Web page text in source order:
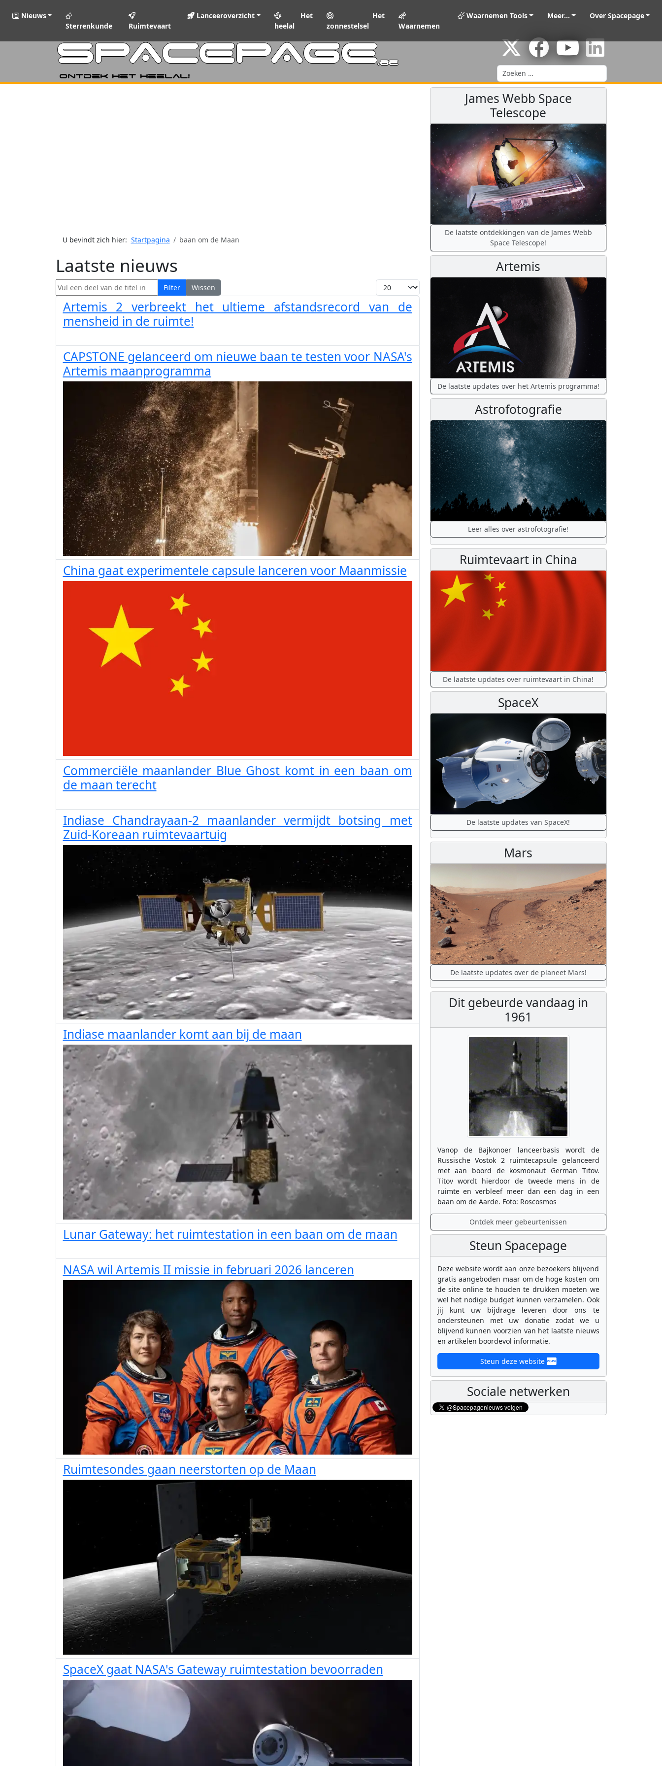
Nieuws
Sterrenkunde
Ruimtevaart
Lanceeroverzicht
Het
heelal
Het
zonnestelsel
Waarnemen
Waarnemen Tools Meer... Over Spacepage
SPACEPAGE.be
Ontdek het heelal!
Zoeken
U bevindt zich hier: Startpagina baan om de Maan
Laatste nieuws
Vul een deel van de titel in Filter Wissen Toon #
Artemis 2 verbreekt het ultieme afstandsrecord van de
mensheid in de ruimte!
CAPSTONE gelanceerd om nieuwe baan te testen voor NASA's
Artemis maanprogramma
China gaat experimentele capsule lanceren voor Maanmissie
Commerciële maanlander Blue Ghost komt in een baan om
de maan terecht
Indiase Chandrayaan-2 maanlander vermijdt botsing met
Zuid-Koreaan ruimtevaartuig
Indiase maanlander komt aan bij de maan
Lunar Gateway: het ruimtestation in een baan om de maan
NASA wil Artemis II missie in februari 2026 lanceren
Ruimtesondes gaan neerstorten op de Maan
SpaceX gaat NASA's Gateway ruimtestation bevoorraden
James Webb Space
Telescope
De laatste ontdekkingen van de James Webb
Space Telescope!
Artemis
De laatste updates over het Artemis programma!
Astrofotografie
Leer alles over astrofotografie!
Ruimtevaart in China
De laatste updates over ruimtevaart in China!
SpaceX
De laatste updates van SpaceX!
Mars
De laatste updates over de planeet Mars!
Dit gebeurde vandaag in
1961
Vanop de Bajkonoer lanceerbasis wordt de
Russische Vostok 2 ruimtecapsule gelanceerd
met aan boord de kosmonaut German Titov.
Titov wordt hierdoor de tweede mens in de
ruimte en verbleef meer dan een dag in een
baan om de Aarde. Foto: Roscosmos
Ontdek meer gebeurtenissen
Steun Spacepage
Deze website wordt aan onze bezoekers blijvend
gratis aangeboden maar om de hoge kosten om
de site online te houden te drukken moeten we
wel het nodige budget kunnen verzamelen. Ook
jij kunt uw bijdrage leveren door ons te
ondersteunen met uw donatie zodat we u
blijvend kunnen voorzien van het laatste nieuws
en artikelen boordevol informatie.
Steun deze website
Sociale netwerken